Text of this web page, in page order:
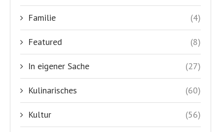
Familie (4)
Featured (8)
In eigener Sache (27)
Kulinarisches (60)
Kultur (56)